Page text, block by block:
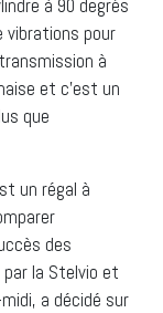
à 90 degrés
vibrations pour
à
et c’est un
que
un régal à
des
par la Stelvio et
a décidé sur